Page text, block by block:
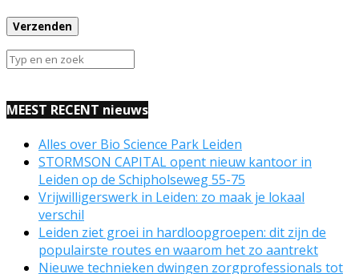
MEEST RECENT nieuws
Alles over Bio Science Park Leiden
STORMSON CAPITAL opent nieuw kantoor in
Leiden op de Schipholseweg 55-75
Vrijwilligerswerk in Leiden: zo maak je lokaal
verschil
Leiden ziet groei in hardloopgroepen: dit zijn de
populairste routes en waarom het zo aantrekt
Nieuwe technieken dwingen zorgprofessionals tot